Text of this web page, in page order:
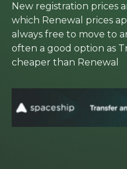
New registration prices
which Renewal prices
always free to move to
often a good option as
cheaper than Renewal